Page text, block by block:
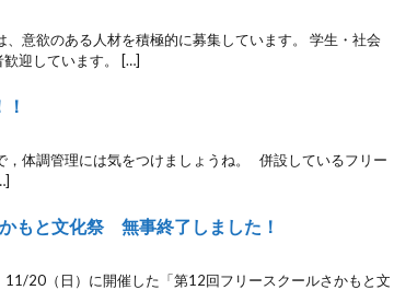
意欲のある人材を積極的に募集しています。 学生・社会
歓迎しています。 […]
，体調管理には気をつけましょうね。 併設しているフリー
もと文化祭 無事終了しました！
20（日）に開催した「第12回フリースクールさかもと文